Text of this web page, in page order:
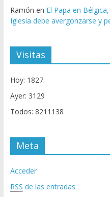
Ramón en El Papa en
Iglesia debe avergonzarse y
Visitas
Hoy: 1827
Ayer: 3129
Todos: 8211138
Meta
Acceder
RSS de las entradas